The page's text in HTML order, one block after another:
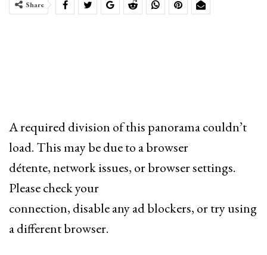
Share
A required division of this panorama couldn’t
load. This may be due to a browser
détente, network issues, or browser settings.
Please check your
connection, disable any ad blockers, or try using
a different browser.